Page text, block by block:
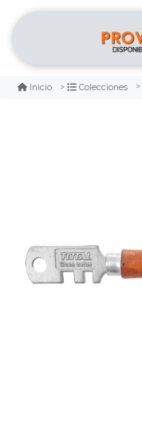
Inicio Colecciones